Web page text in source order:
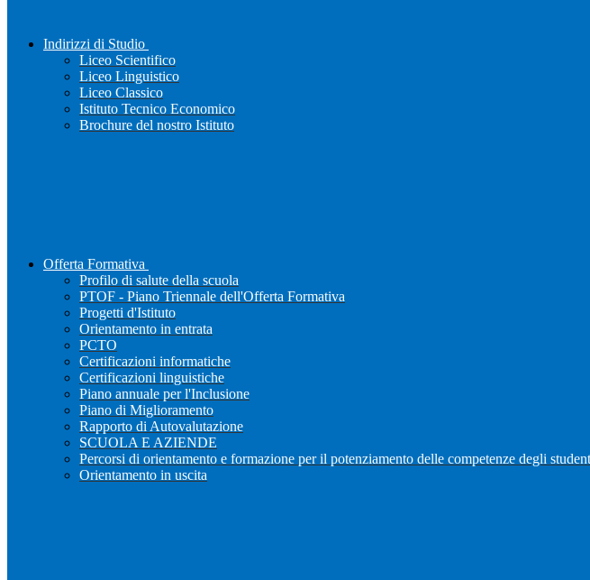
Indirizzi di Studio
Liceo Scientifico
Liceo Linguistico
Liceo Classico
Istituto Tecnico Economico
Brochure del nostro Istituto
Offerta Formativa
Profilo di salute della scuola
PTOF - Piano Triennale dell'Offerta Formativa
Progetti d'Istituto
Orientamento in entrata
PCTO
Certificazioni informatiche
Certificazioni linguistiche
Piano annuale per l'Inclusione
Piano di Miglioramento
Rapporto di Autovalutazione
SCUOLA E AZIENDE
Percorsi di orientamento e formazione per il potenziamento delle competenze degli
Orientamento in uscita